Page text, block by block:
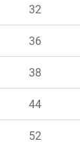
32
36
38
44
52